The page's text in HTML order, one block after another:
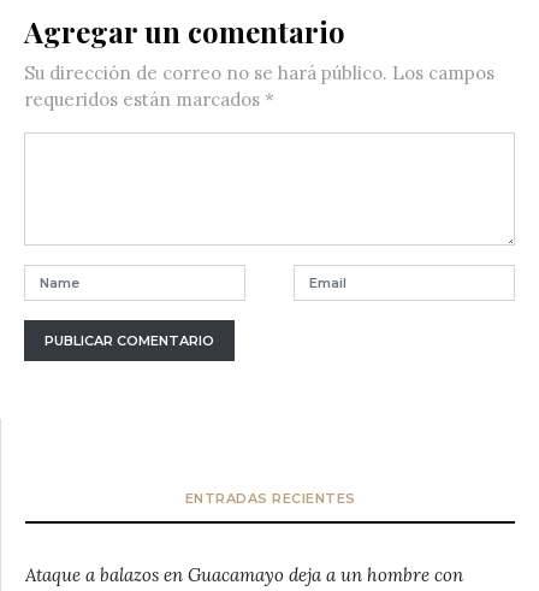
Agregar un comentario
Su dirección de correo no se hará público. Los campos
requeridos están marcados *
ENTRADAS RECIENTES
Ataque a balazos en Guacamayo deja a un hombre con